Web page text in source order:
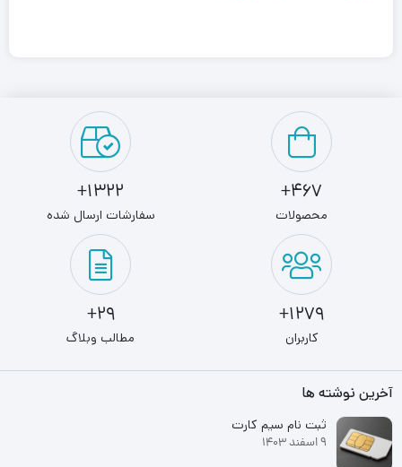
467+
محصولات
1322+
سفارشات ارسال شده
1279+
کاربران
29+
مطالب وبلاگ
آخرین نوشته ها
ثبت نام سیم کارت
9 اسفند 1403